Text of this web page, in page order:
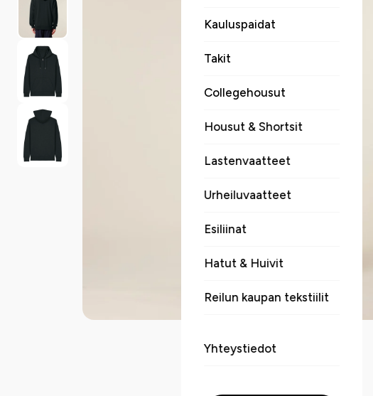
Kauluspaidat
Takit
Collegehousut
Housut & Shortsit
Lastenvaatteet
Urheiluvaatteet
Esiliinat
Hatut & Huivit
Reilun kaupan tekstiilit
Yhteystiedot